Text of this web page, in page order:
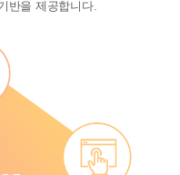
반을 제공합니다.